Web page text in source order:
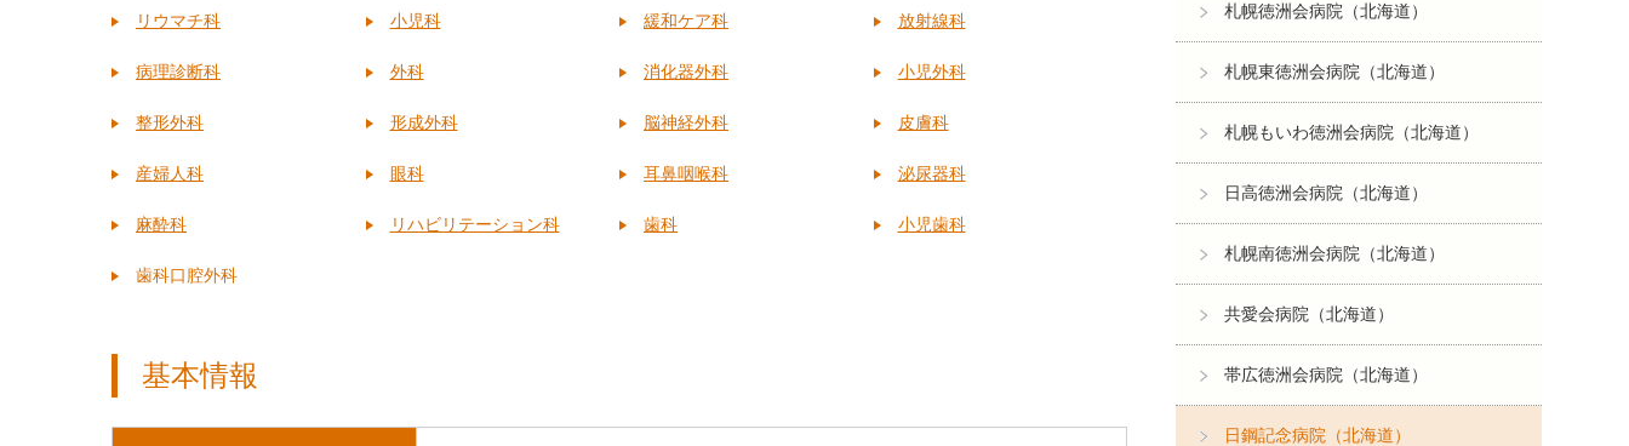
リウマチ科 小児科 緩和ケア科 放射線科
病理診断科 外科 消化器外科 小児外科
整形外科 形成外科 脳神経外科 皮膚科
産婦人科 眼科 耳鼻咽喉科 泌尿器科
麻酔科 リハビリテーション科 歯科 小児歯科
歯科口腔外科
基本情報
札幌徳洲会病院（北海道）
札幌東徳洲会病院（北海道）
札幌もいわ徳洲会病院（北海道）
日高徳洲会病院（北海道）
札幌南徳洲会病院（北海道）
共愛会病院（北海道）
帯広徳洲会病院（北海道）
日鋼記念病院（北海道）